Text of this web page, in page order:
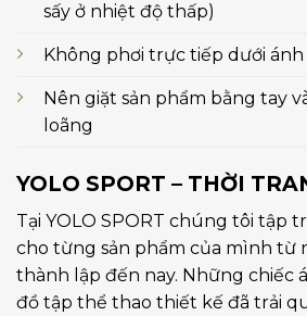
sấy ở nhiệt độ thấp)
Không phơi trực tiếp dưới ánh
Nên giặt sản phẩm bằng tay
loãng
YOLO SPORT – THỜI
Tại YOLO SPORT chúng tôi tập
cho từng sản phẩm của mình từ
thành lập đến nay. Những chiếc
đồ tập thể thao thiết kế đã trải